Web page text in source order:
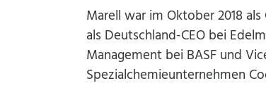
Marell war im Oktober 2018
als Deutschland-CEO bei
Management bei BASF und
Spezialchemieunternehmen